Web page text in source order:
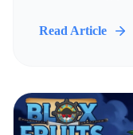
Read Article